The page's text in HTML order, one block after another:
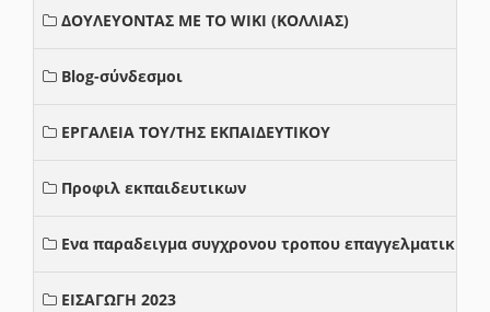
ΔΟΥΛΕΥΟΝΤΑΣ ΜΕ ΤΟ WIKI (ΚΟΛΛΙΑΣ)
Blog-σύνδεσμοι
ΕΡΓΑΛΕΙΑ ΤΟΥ/ΤΗΣ ΕΚΠΑΙΔΕΥΤΙΚΟΥ
Προφιλ εκπαιδευτικων
Ενα παραδειγμα συγχρονου τροπου επαγγελματικης
ΕΙΣΑΓΩΓΗ 2023